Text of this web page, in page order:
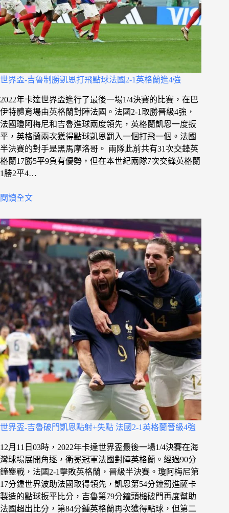
世界盃-吉魯制勝凱恩打飛點球法國2-1英格蘭進4強
2022年卡達世界盃進行了最後一場1/4決賽的比賽，在巴
伊特體育場由英格蘭對陣法國。法國2-1取勝晉級4強，
法國瓊阿梅尼和吉魯進球兩度領先，英格蘭凱恩一度扳
平，英格蘭兩次獲得點球凱恩罰入一個打飛一個。法國
半決賽的對手是黑馬摩洛哥。 兩隊此前共有31次交鋒英
格蘭17勝5平9負有優勢，但在本世紀兩隊7次交鋒英格蘭
1勝2平4…
閱讀全文
世界盃-吉魯破門凱恩點射+失點 法國2-1英格蘭晉級4強
12月11日03時，2022年卡達世界盃最後一場1/4決賽在海
灣球場展開角逐，衛冕冠軍法國對陣英格蘭。經過90分
鐘鏖戰，法國2-1擊敗英格蘭，晉級半決賽。瓊阿梅尼第
17分鍾世界波助法國取得領先，凱恩第54分鐘罰進薩卡
製造的點球扳平比分，吉魯第79分鐘頭槌破門再度幫助
法國超出比分，第84分鍾英格蘭再次獲得點球，但第二